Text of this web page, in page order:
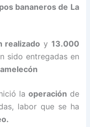
bananeros de La
realizado y 13.000
sido entregadas en
la operación de
labor que se ha